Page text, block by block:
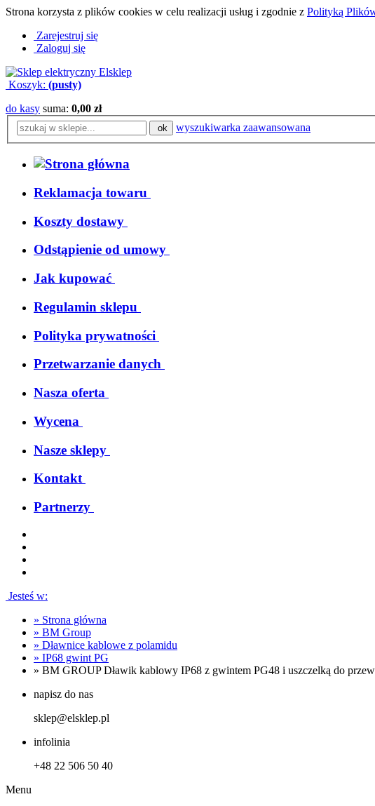
Strona korzysta z plików cookies w celu realizacji usług i zgodnie z Polityką
Zarejestruj się
Zaloguj się
Koszyk: (pusty)
do kasy suma: 0,00 zł
ok wyszukiwarka zaawansowana
Reklamacja towaru
Koszty dostawy
Odstąpienie od umowy
Jak kupować
Regulamin sklepu
Polityka prywatności
Przetwarzanie danych
Nasza oferta
Wycena
Nasze sklepy
Kontakt
Partnerzy
Jesteś w:
» Strona główna
» BM Group
» Dławnice kablowe z polamidu
» IP68 gwint PG
» BM GROUP Dławik kablowy IP68 z gwintem PG48 i uszczelką do
napisz do nas
sklep@elsklep.pl
infolinia
+48 22 506 50 40
Menu